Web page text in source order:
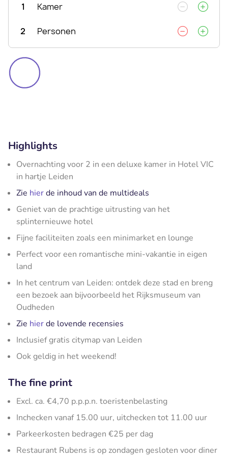
1 Kamer
2 Personen
Highlights
Overnachting voor 2 in een deluxe kamer in Hotel VIC
in hartje Leiden
Zie hierde inhoud van de multideals
Geniet van de prachtige uitrusting van het
splinternieuwe hotel
Fijne faciliteiten zoals een minimarket en lounge
Perfect voor een romantische mini-vakantie in eigen
land
In het centrum van Leiden: ontdek deze stad en breng
een bezoek aan bijvoorbeeld het Rijksmuseum van
Oudheden
Zie hierde lovende recensies
Inclusief gratis citymap van Leiden
Ook geldig in het weekend!
The fine print
Excl. ca. €4,70 p.p.p.n. toeristenbelasting
Inchecken vanaf 15.00 uur, uitchecken tot 11.00 uur
Parkeerkosten bedragen €25 per dag
Restaurant Rubens is op zondagen gesloten voor diner